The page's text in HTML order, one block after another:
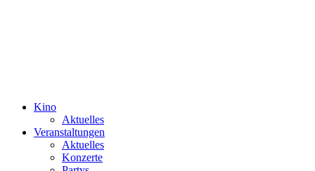
Kino
Aktuelles
Veranstaltungen
Aktuelles
Konzerte